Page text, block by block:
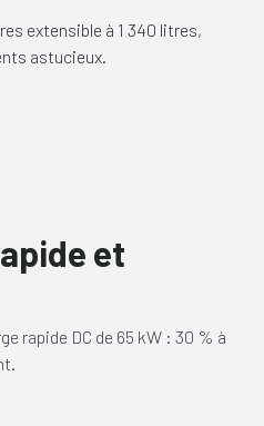
extensible à 1 340 litres,
astucieux.
et
rapide DC de 65 kW : 30 % à